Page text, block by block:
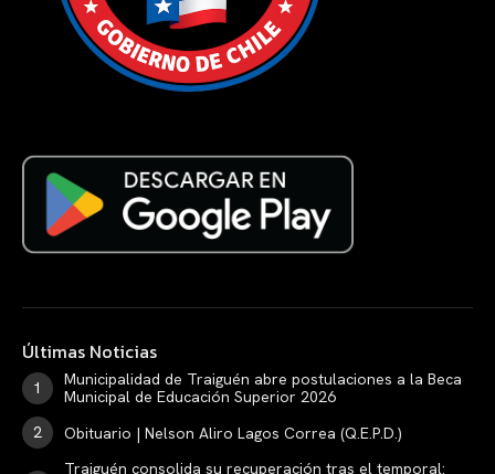
Últimas Noticias
Municipalidad de Traiguén abre postulaciones a la Beca
Municipal de Educación Superior 2026
Obituario | Nelson Aliro Lagos Correa (Q.E.P.D.)
Traiguén consolida su recuperación tras el temporal: